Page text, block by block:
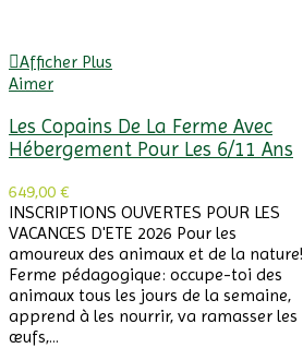
Afficher Plus
Aimer
Les Copains De La Ferme Avec
Hébergement Pour Les 6/11 Ans
649,00 €
INSCRIPTIONS OUVERTES POUR LES
VACANCES D'ETE 2026 Pour les
amoureux des animaux et de la nature!
Ferme pédagogique: occupe-toi des
animaux tous les jours de la semaine,
apprend à les nourrir, va ramasser les
œufs,...